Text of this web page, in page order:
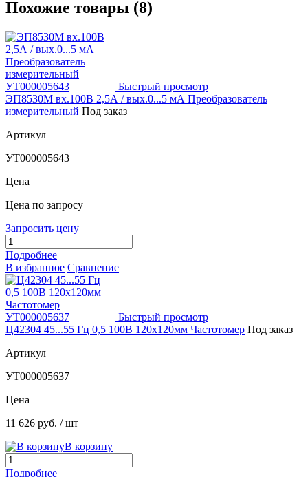
Похожие товары (8)
Быстрый просмотр
ЭП8530М вх.100В 2,5А / вых.0...5 мА Преобразователь
измерительный Под заказ
Артикул
УТ000005643
Цена
Цена по запросу
Запросить цену
Подробнее
В избранное Сравнение
Быстрый просмотр
Ц42304 45...55 Гц 0,5 100В 120х120мм Частотомер Под заказ
Артикул
УТ000005637
Цена
11 626 руб. / шт
В корзину
Подробнее